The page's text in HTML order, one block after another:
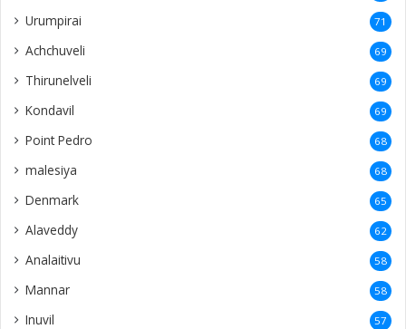
Urumpirai 71
Achchuveli 69
Thirunelveli 69
Kondavil 69
Point Pedro 68
malesiya 68
Denmark 65
Alaveddy 62
Analaitivu 58
Mannar 58
Inuvil 57